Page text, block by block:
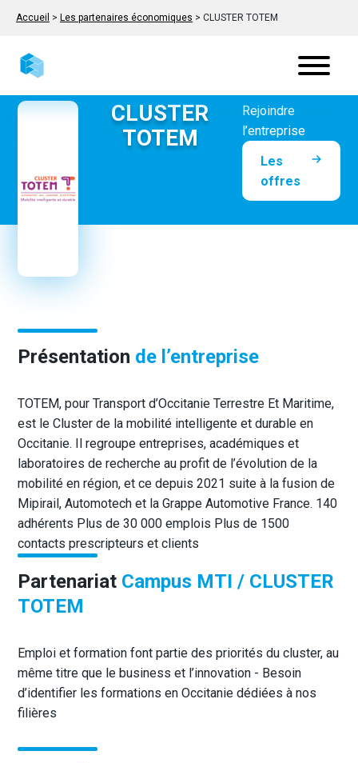
Accueil > Les partenaires économiques > CLUSTER TOTEM
CLUSTER
TOTEM
Rejoindre
l’entreprise
Les
offres
Présentation de l’entreprise
TOTEM, pour Transport d’Occitanie Terrestre Et Maritime,
est le Cluster de la mobilité intelligente et durable en
Occitanie. Il regroupe entreprises, académiques et
laboratoires de recherche au profit de l’évolution de la
mobilité en région, et ce depuis 2021 suite à la fusion de
Mipirail, Automotech et la Grappe Automotive France. 140
adhérents Plus de 30 000 emplois Plus de 1500
contacts prescripteurs et clients
Partenariat Campus MTI / CLUSTER
TOTEM
Emploi et formation font partie des priorités du cluster, au
même titre que le business et l’innovation - Besoin
d’identifier les formations en Occitanie dédiées à nos
filières